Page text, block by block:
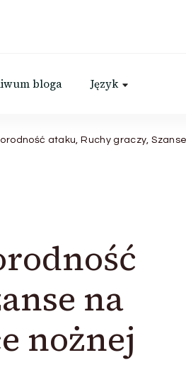
bloga Język
ataku, Ruchy graczy,
na
nożnej